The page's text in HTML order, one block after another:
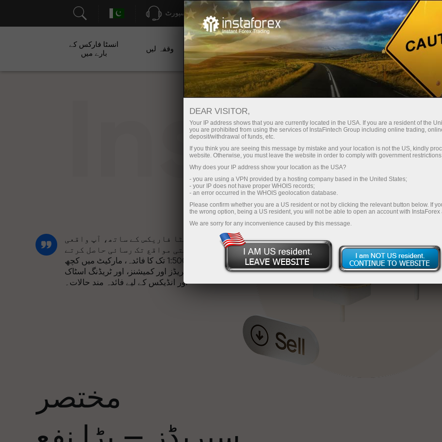
سپورٹ فوری اکاونٹ کھولیں تجارتی پلیٹ فارم
آموز کے لیے
سرمایہ کاروں کے
لیے
شراکت داروں کے
لئے
مہمات وقفہ لیں
انسٹا فارکس کے
بارے میں
انسٹا فاریکس کے ساتھ، آپ واقعی
مسابقتی مواقع تک رسائی حاصل کرتے
ہیں: 1:5000 تک کا فائدہ، مارکیٹ میں کچھ
بہترین اسپریڈز اور کمیشنز، اور ٹریڈنگ اسٹاک
اور انڈیکس کے لیے فائدہ مند حالات۔
جیسی قدروں کا اشتراک کرتی ہے۔ ایلس
لوپرائس ٹریڈنگ کی دنیا میں ڈرائیو
مختصر
DEAR VISITOR,
Your IP address shows that you are currently located in the USA. If you are a resident of the
you are prohibited from using the services of InstaFintech Group including online trading,
deposit/withdrawal of funds, etc.
If you think you are seeing this message by mistake and your location is not the US, kindly
website. Otherwise, you must leave the website in order to comply with government
Why does your IP address show your location as the USA?
- you are using a VPN provided by a hosting company based in the United States;
- your IP does not have proper WHOIS records;
- an error occurred in the WHOIS geolocation database.
Please confirm whether you are a US resident or not by clicking the relevant button below. If
the wrong option, being a US resident, you will not be able to open an account with InstaForex
We are sorry for any inconvenience caused by this message.